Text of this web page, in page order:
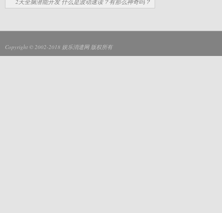
Copyright © 2002-2018 娱乐消遣网版权所有